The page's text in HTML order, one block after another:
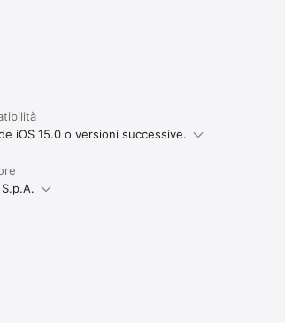
iOS 15.0 o versioni successive.